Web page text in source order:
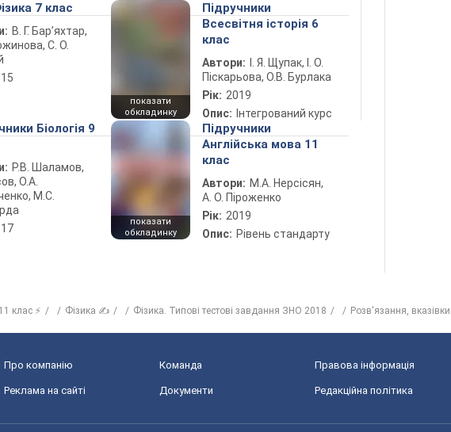
7 клас
В. Г. Бар’яхтар,
С. О.
показати
обкладинку
Підручники
Всесвітня історія 6
клас
Автори:
І. Я. Щупак, І. О.
Піскарьова, О.В. Бурлака
Рік: 2019
Опис: Інтегрований курс
Біологія 9
Р.В. Шаламов,
О.А.
М.С.
показати
обкладинку
Підручники
Англійська мова 11
клас
Автори: М.А. Нерсісян,
А. О. Піроженко
Рік: 2019
Опис: Рівень стандарту
клас ⚡ Фізика ✍ Фізика. Типові тестові завдання ЗНО 2018 Розв'язання, вказівки
Про компанію Команда Правова інформація
Реклама на сайті Документи Редакційна політика